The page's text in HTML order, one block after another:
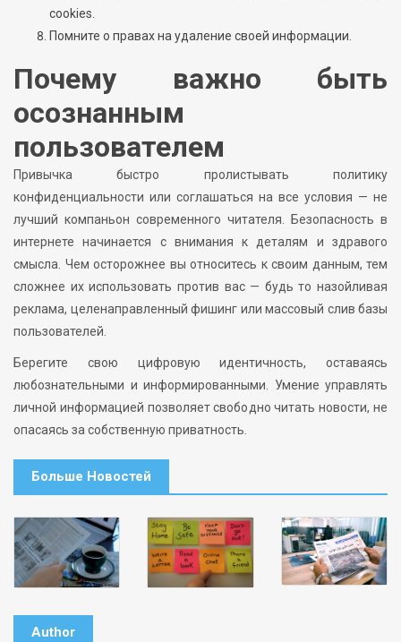
cookies.
Помните о правах на удаление своей информации.
Почему важно быть
осознанным
пользователем
Привычка быстро пролистывать политику
конфиденциальности или соглашаться на все условия — не
лучший компаньон современного читателя. Безопасность в
интернете начинается с внимания к деталям и здравого
смысла. Чем осторожнее вы относитесь к своим данным, тем
сложнее их использовать против вас — будь то назойливая
реклама, целенаправленный фишинг или массовый слив базы
пользователей.
Берегите свою цифровую идентичность, оставаясь
любознательными и информированными. Умение управлять
личной информацией позволяет свободно читать новости, не
опасаясь за собственную приватность.
Больше Новостей
Author